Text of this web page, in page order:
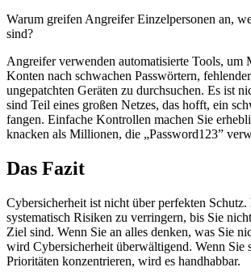
Warum greifen Angreifer Einzelpersonen an,
sind?
Angreifer verwenden automatisierte Tools, um
Konten nach schwachen Passwörtern,
ungepatchten Geräten zu durchsuchen. Es ist
sind Teil eines großen Netzes, das hofft, ein
fangen. Einfache Kontrollen machen Sie
knacken als Millionen, die „Password123”
Das Fazit
Cybersicherheit ist nicht über perfekten Schutz.
systematisch Risiken zu verringern, bis Sie
Ziel sind. Wenn Sie an alles denken, was Sie
wird Cybersicherheit überwältigend. Wenn Sie
Prioritäten konzentrieren, wird es handhabbar.